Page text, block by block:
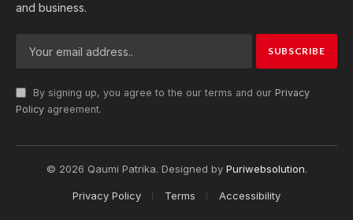
and business.
By signing up, you agree to the our terms and our Privacy
Policy agreement.
© 2026 Qaumi Patrika. Designed by Puriwebsolution.
Privacy Policy Terms Accessibility